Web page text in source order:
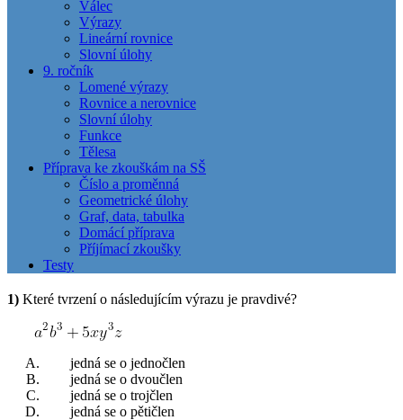
Válec
Výrazy
Lineární rovnice
Slovní úlohy
9. ročník
Lomené výrazy
Rovnice a nerovnice
Slovní úlohy
Funkce
Tělesa
Příprava ke zkouškám na SŠ
Číslo a proměnná
Geometrické úlohy
Graf, data, tabulka
Domácí příprava
Příjímací zkoušky
Testy
1) Které tvrzení o následujícím výrazu je pravdivé?
jedná se o jednočlen
jedná se o dvoučlen
jedná se o trojčlen
jedná se o pětičlen